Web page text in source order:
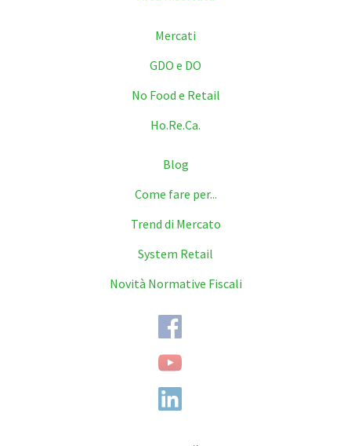
Mercati
GDO e DO
No Food e Retail
Ho.Re.Ca.
Blog
Come fare per...
Trend di Mercato
System Retail
Novità Normative Fiscali